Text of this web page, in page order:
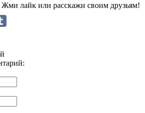
Жми лайк или расскажи своим друзьям!